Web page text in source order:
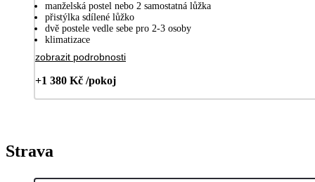
manželská postel nebo 2 samostatná lůžka
přistýlka sdílené lůžko
dvě postele vedle sebe pro 2-3 osoby
klimatizace
zobrazit podrobnosti
+1 380 Kč /pokoj
Strava